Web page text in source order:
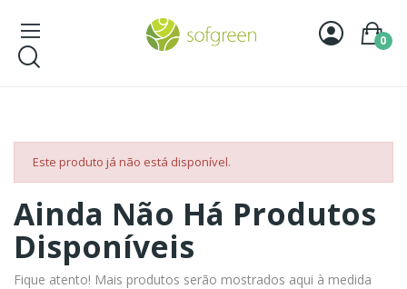
0
Este produto já não está disponível.
Ainda Não Há Produtos
Disponíveis
Fique atento! Mais produtos serão mostrados aqui à medida